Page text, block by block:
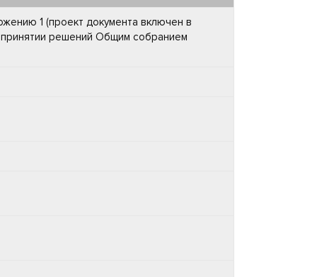
1 (проект документа включен в
решений Общим собранием